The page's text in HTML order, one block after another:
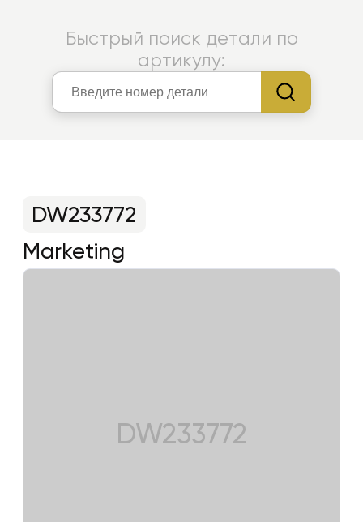
Быстрый поиск детали по
артикулу:
Marketing
DW233772
DW233772